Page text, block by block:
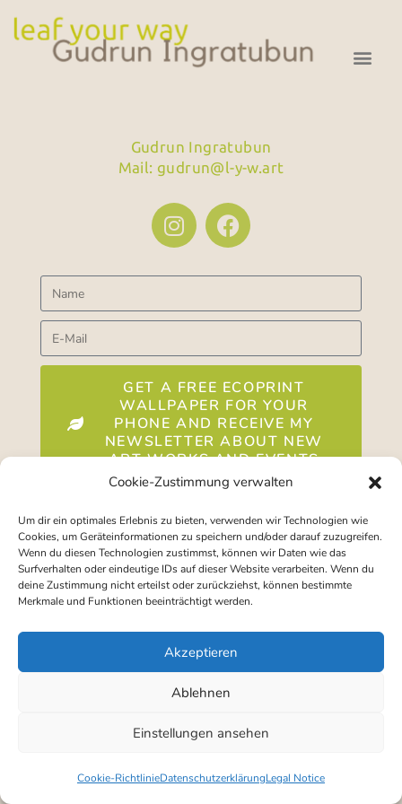
Cookie-Zustimmung verwalten
Um dir ein optimales Erlebnis zu bieten, verwenden wir Technologien wie
Cookies, um Geräteinformationen zu speichern und/oder darauf zuzugreifen.
Wenn du diesen Technologien zustimmst, können wir Daten wie das
Surfverhalten oder eindeutige IDs auf dieser Website verarbeiten. Wenn du
deine Zustimmung nicht erteilst oder zurückziehst, können bestimmte
Merkmale und Funktionen beeinträchtigt werden.
Akzeptieren
Ablehnen
Einstellungen ansehen
Cookie-RichtlinieDatenschutzerklärungLegal Notice
Gudrun Ingratubun
Mail: gudrun@l-y-w.art
GET A FREE ECOPRINT
WALLPAPER FOR YOUR
PHONE AND RECEIVE MY
NEWSLETTER ABOUT NEW
ART WORKS AND EVENTS
© Gudrun Ingratubun 2020
Impressum|Datenschutzerklärung